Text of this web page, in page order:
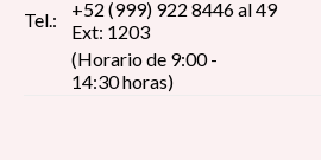
Tel.:
+52 (999) 922 8446 al 49
Ext: 1203
(Horario de 9:00 -
14:30 horas)